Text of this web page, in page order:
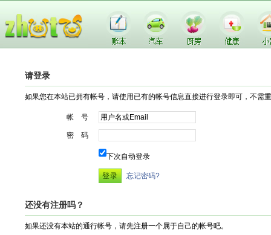
请登录
如果您在本站已拥有帐号，请使用已有的帐号信息直接进行登录即可，不需
帐 号
密 码
下次自动登录
忘记密码?
还没有注册吗？
如果还没有本站的通行帐号，请先注册一个属于自己的帐号吧。